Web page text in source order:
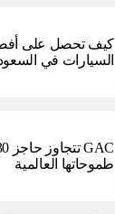
كيف تحصل على
السيارات في
طموحاتها العالمية